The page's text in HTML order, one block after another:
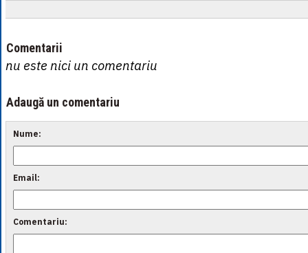
Comentarii
nu este nici un comentariu
Adaugă un comentariu
Nume:
Email:
Comentariu: